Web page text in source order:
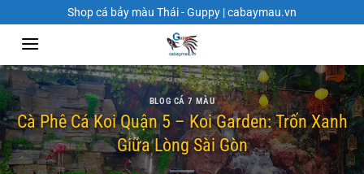
đến
dung
Shop cá bảy màu Thái - Guppy | cabaymau.vn
BLOG CÁ 7 MÀU
Cà Phê Cá Koi Quận 5 – Koi Garden: Trốn Xanh
Giữa Lòng Sài Gòn